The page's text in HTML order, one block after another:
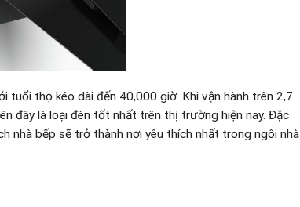
tuổi thọ kéo dài đến 40,000 giờ. Khi vận hành trên 2,7
đây là loại đèn tốt nhất trên thị trường hiện nay. Đặc
nhà bếp sẽ trở thành nơi yêu thích nhất trong ngôi nhà